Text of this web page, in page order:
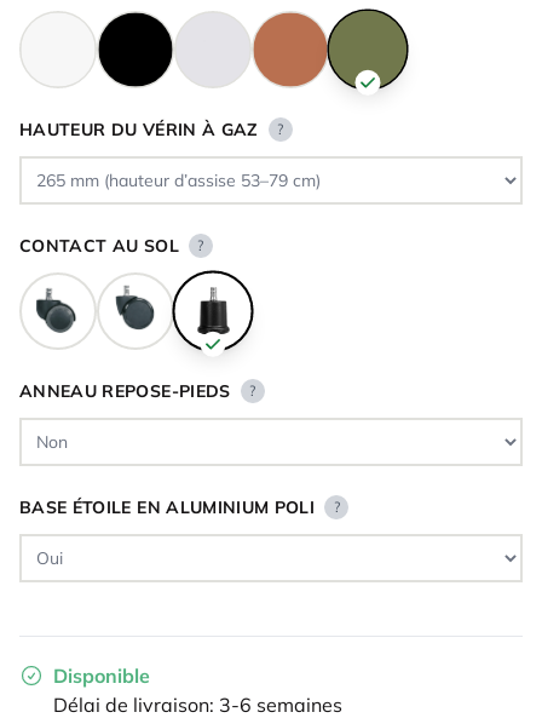
HAUTEUR DU VÉRIN À GAZ ?
CONTACT AU SOL ?
ANNEAU REPOSE-PIEDS ?
BASE ÉTOILE EN ALUMINIUM POLI ?
Disponible
Délai de livraison: 3-6 semaines